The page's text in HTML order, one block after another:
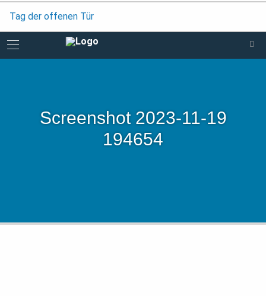
Tag der offenen Tür
Screenshot 2023-11-19
194654